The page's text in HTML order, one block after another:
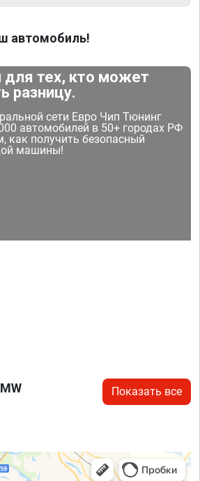
автомобиль!
тех, кто может
разницу.
сети Евро Чип Тюнинг
автомобилей в 50+ городах РФ
как получить безопасный
машины!
Показать все